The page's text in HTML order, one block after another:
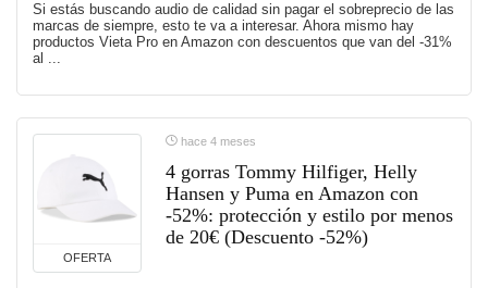
Si estás buscando audio de calidad sin pagar el sobreprecio de las
marcas de siempre, esto te va a interesar. Ahora mismo hay
productos Vieta Pro en Amazon con descuentos que van del -31%
al ...
OFERTA
hace 4 meses
4 gorras Tommy Hilfiger, Helly
Hansen y Puma en Amazon con
-52%: protección y estilo por menos
de 20€ (Descuento -52%)